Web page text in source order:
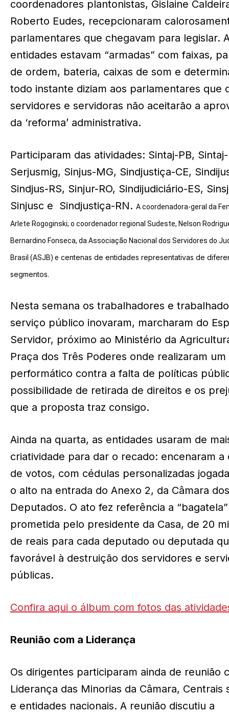
coordenadores plantonistas, Gislaine
Roberto Eudes, recepcionaram
parlamentares que chegavam para legislar.
entidades estavam “armadas” com faixas,
de ordem, bateria, caixas de som e
todo instante diziam aos parlamentares que
servidores e servidoras não aceitarão a
da ‘reforma’ administrativa.
Participaram das atividades: Sintaj-PB,
Serjusmig, Sinjus-MG, Sindjustiça-CE,
Sindjus-RS, Sinjur-RO, Sindijudiciário-ES,
Sinjusc e Sindjustiça-RN. A coordenadora-geral da
Arlete Rogoginski; o coordenador regional Sudeste, Nelson
Bernardino Fonseca, da Associação Nacional dos Servidores do
Brasil (ASJB) e centenas de entidades representativas de
segmentos.
Nesta semana os trabalhadores e
serviço público inovaram, marcharam do
Servidor, próximo ao Ministério da
Praça dos Três Poderes onde realizaram um
performático contra a falta de políticas
possibilidade de retirada de direitos e os
que a proposta traz consigo.
Ainda na quarta, as entidades usaram de
criatividade para dar o recado: encenaram a
de votos, com cédulas personalizadas
o alto na entrada do Anexo 2, da Câmara dos
Deputados. O ato fez referência a “bagatela”
prometida pelo presidente da Casa, de 20
de reais para cada deputado ou deputada
favorável à destruição dos servidores e
públicas.
Confira aqui o álbum com fotos das
Reunião com a Liderança
Os dirigentes participaram ainda de reunião
Liderança das Minorias da Câmara, Centrais
e entidades nacionais. A reunião discutiu a